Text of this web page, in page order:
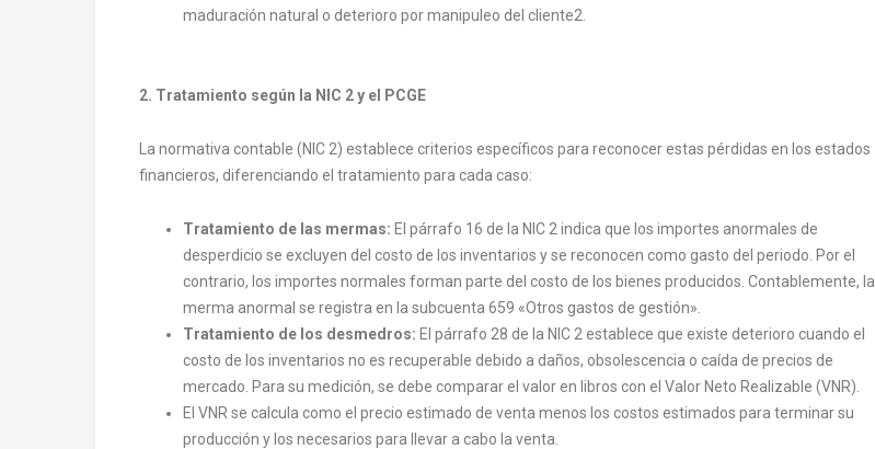
maduración natural o deterioro por manipuleo del cliente2
2. Tratamiento según la NIC 2 y el PCGE
La normativa contable (NIC 2) establece criterios específicos para reconocer estas pérdidas en los estados
financieros, diferenciando el tratamiento para cada caso:
Tratamiento de las mermas: El párrafo 16 de la NIC 2 indica que los importes anormales de
desperdicio se excluyen del costo de los inventarios y se reconocen como gasto del periodo. Por el
contrario, los importes normales forman parte del costo de los bienes producidos. Contablemente, la
merma anormal se registra en la subcuenta 659 «Otros gastos de gestión».
Tratamiento de los desmedros: El párrafo 28 de la NIC 2 establece que existe deterioro cuando el
costo de los inventarios no es recuperable debido a daños, obsolescencia o caída de precios de
mercado. Para su medición, se debe comparar el valor en libros con el Valor Neto Realizable (VNR).
El VNR se calcula como el precio estimado de venta menos los costos estimados para terminar su
producción y los necesarios para llevar a cabo la venta.